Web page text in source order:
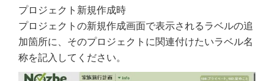
プロジェクト新規作成時
プロジェクトの新規作成画面で表示されるラベルの追
加箇所に、そのプロジェクトに関連付けたいラベル名
称を記入してください。